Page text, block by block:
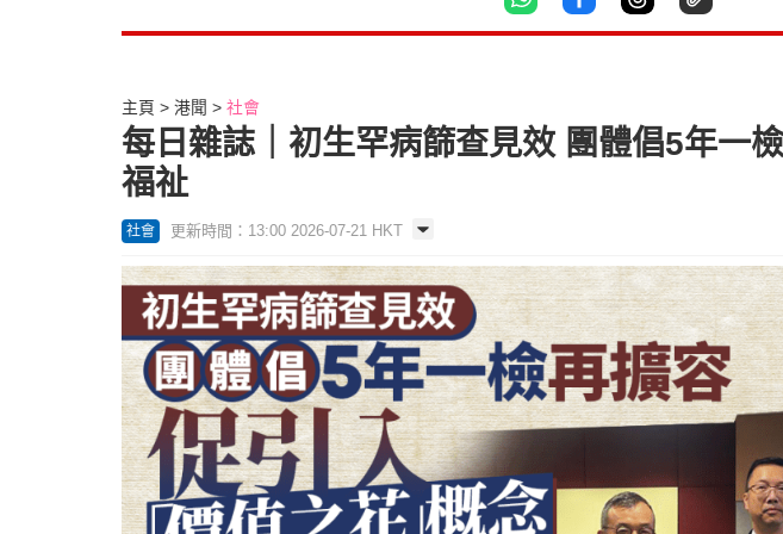
主頁 港聞 社會
每日雜誌｜初生罕病篩查見效 團體倡5年一
福祉
社會 更新時間：13:00 2026-07-21 HKT